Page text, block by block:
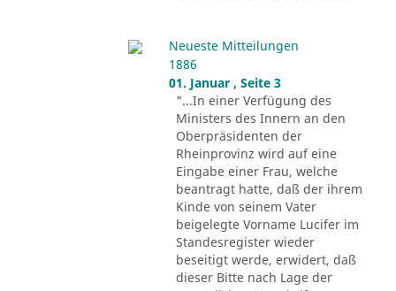
Neueste Mitteilungen
1886
01. Januar , Seite 3
"...In einer Verfügung des
Ministers des Innern an den
Oberpräsidenten der
Rheinprovinz wird auf eine
Eingabe einer Frau, welche
beantragt hatte, daß der ihrem
Kinde von seinem Vater
beigelegte Vorname Lucifer im
Standesregister wieder
beseitigt werde, erwidert, daß
dieser Bitte nach Lage der